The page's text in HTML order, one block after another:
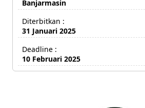
Banjarmasin
Diterbitkan :
31 Januari 2025
Deadline :
10 Februari 2025